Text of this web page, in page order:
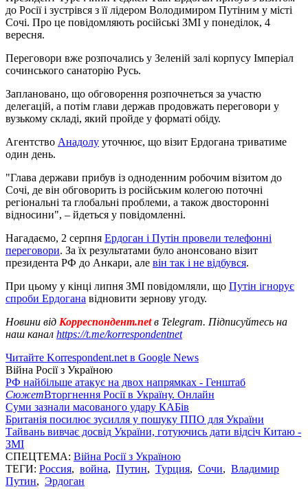
до Росії і зустрівся з її лідером Володимиром Путіним у місті
Сочі. Про це повідомляють російські ЗМІ у понеділок, 4
вересня.
Переговори вже розпочались у Зеленій залі корпусу Імперіал
сочинського санаторію Русь.
Заплановано, що обговорення розпочнеться за участю
делегацій, а потім глави держав продовжать переговори у
вузькому складі, який пройде у форматі обіду.
Агентство Анадолу уточнює, що візит Ердогана триватиме
один день.
"Глава держави прибув із одноденним робочим візитом до
Сочі, де він обговорить із російським колегою поточні
регіональні та глобальні проблеми, а також двосторонні
відносини", – йдеться у повідомленні.
Нагадаємо, 2 серпня Ердоган і Путін провели телефонні
переговори. За їх результатами було анонсовано візит
президента РФ до Анкари, але він так і не відбувся.
При цьому у кінці липня ЗМІ повідомляли, що Путін ігнорує
спроби Ердогана відновити зернову угоду.
Новини від Корреспондент.netв Telegram. Підписуйтесь на
наш канал https://t.me/korrespondentnet
Читайте Korrespondent.net в Google News
Війна Росії з Україною
РФ найбільше атакує на двох напрямках - Генштаб
СюжетВторгнення Росії в Україну. Онлайн
Суми зазнали масованого удару КАБів
Британія посилює зусилля у пошуку ППО для України
Тайвань вивчає досвід України, готуючись дати відсіч Китаю -
ЗМІ
СПЕЦТЕМА: Війна Росії з Україною
ТЕГИ: Россия, война, Путин, Турция, Сочи, Владимир
Путин, Эрдоган